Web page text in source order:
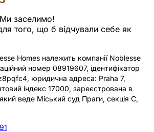
заселимо!
того, що б відчували себе як
Homes належить компанії Noblesse
номер 08919607, ідентифікатор
юридична адреса: Praha 7,
індекс 17000, зареєстрована в
веде Міський суд Праги, секція C,